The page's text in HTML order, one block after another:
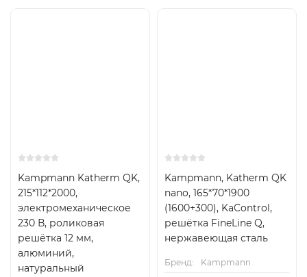
Kampmann Katherm QK,
215*112*2000,
электромеханическое
230 В, роликовая
решётка 12 мм,
алюминий,
натуральный
Kampmann, Katherm QK
nano, 165*70*1900
(1600+300), KaControl,
решётка FineLine Q,
нержавеющая сталь
Бренд:
Kampmann